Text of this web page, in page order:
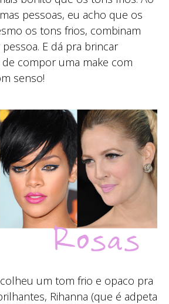
pessoas, eu acho que os
os tons frios, combinam
E dá pra brincar
compor uma make com
senso!
um tom frio e opaco pra
Rihanna (que é adpeta